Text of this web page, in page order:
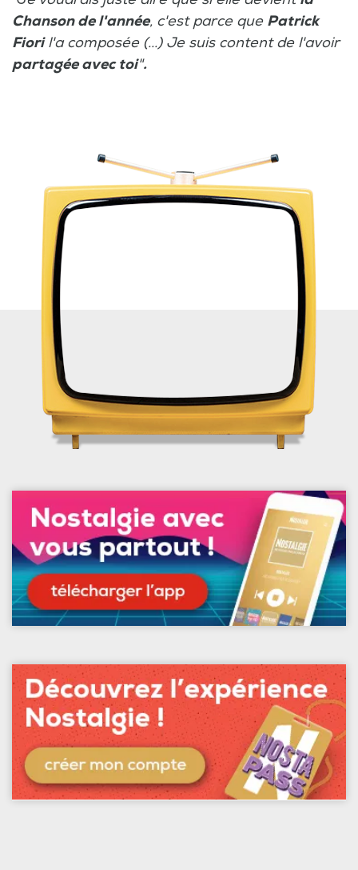
Chanson de l'année, c'est parce que Patrick
Fioril'a composée (...) Je suis content de l'avoir
partagée avec toi".